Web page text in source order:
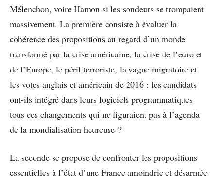
Mélenchon, voire Hamon si les sondeurs se trompaient
massivement. La première consiste à évaluer la
cohérence des propositions au regard d’un monde
transformé par la crise américaine, la crise de l’euro et
de l’Europe, le péril terroriste, la vague migratoire et
les votes anglais et américain de 2016 : les candidats
ont-ils intégré dans leurs logiciels programmatiques
tous ces changements qui ne figuraient pas à l’agenda
de la mondialisation heureuse ?
La seconde se propose de confronter les propositions
essentielles à l’état d’une France amoindrie et désarmée